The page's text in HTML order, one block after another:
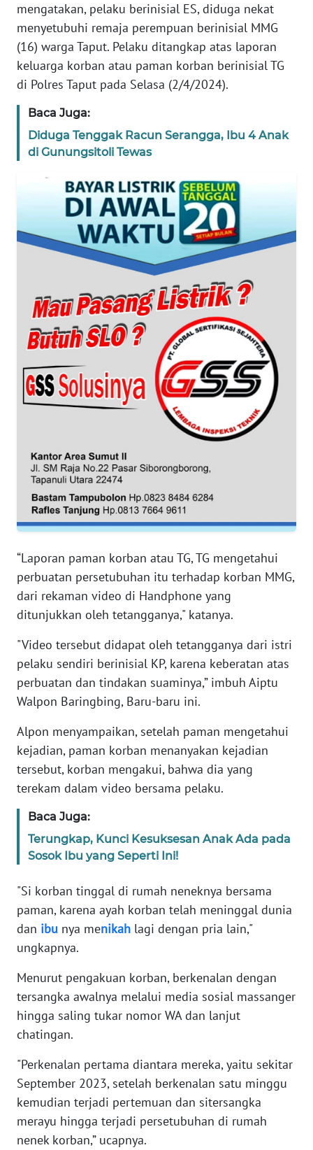
mengatakan, pelaku berinisial ES, diduga nekat
menyetubuhi remaja perempuan berinisial MMG
(16) warga Taput. Pelaku ditangkap atas laporan
keluarga korban atau paman korban berinisial TG
di Polres Taput pada Selasa (2/4/2024).
Baca Juga:
Diduga Tenggak Racun Serangga, Ibu 4 Anak
di Gunungsitoli Tewas
“Laporan paman korban atau TG, TG mengetahui
perbuatan persetubuhan itu terhadap korban MMG,
dari rekaman video di Handphone yang
ditunjukkan oleh tetangganya," katanya.
"Video tersebut didapat oleh tetangganya dari istri
pelaku sendiri berinisial KP, karena keberatan atas
perbuatan dan tindakan suaminya,” imbuh Aiptu
Walpon Baringbing, Baru-baru ini.
Alpon menyampaikan, setelah paman mengetahui
kejadian, paman korban menanyakan kejadian
tersebut, korban mengakui, bahwa dia yang
terekam dalam video bersama pelaku.
Baca Juga:
Terungkap, Kunci Kesuksesan Anak Ada pada
Sosok Ibu yang Seperti Ini!
"Si korban tinggal di rumah neneknya bersama
paman, karena ayah korban telah meninggal dunia
dan ibu nya menikah lagi dengan pria lain,"
ungkapnya.
Menurut pengakuan korban, berkenalan dengan
tersangka awalnya melalui media sosial massanger
hingga saling tukar nomor WA dan lanjut
chatingan.
"Perkenalan pertama diantara mereka, yaitu sekitar
September 2023, setelah berkenalan satu minggu
kemudian terjadi pertemuan dan sitersangka
merayu hingga terjadi persetubuhan di rumah
nenek korban,” ucapnya.
Wahana
News
Regional
WN
SUMUT
WN
JAKARTA
WN
WN
NTT
WN
KEPRI
WN
WN
PAPUA
BARAT
WN
RIAU
WN
JAMBI
SULTRA
WN
NTB
SULTENG
SULBAR
BABEL
WN
SUMBAR
WN
SUMSEL
WN
WN
LAMPUNG
WN